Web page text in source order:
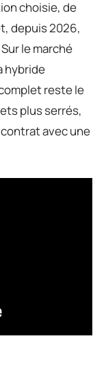
choisie, de
depuis 2026,
le marché
hybride
reste le
plus serrés,
avec une